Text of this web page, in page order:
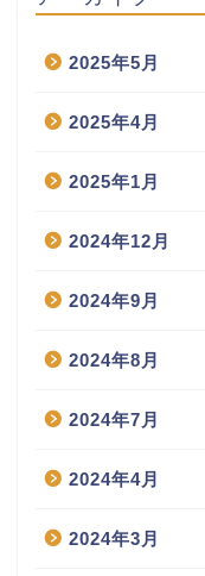
2025年5月
2025年4月
2025年1月
2024年12月
2024年9月
2024年8月
2024年7月
2024年4月
2024年3月